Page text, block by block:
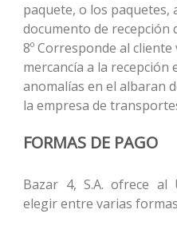
paquete, o los paquetes,
documento de recepción
8º Corresponde al
mercancía a la recepción
anomalías en el albaran
la empresa de
FORMAS DE PAGO
Bazar 4, S.A. ofrece al
elegir entre varias